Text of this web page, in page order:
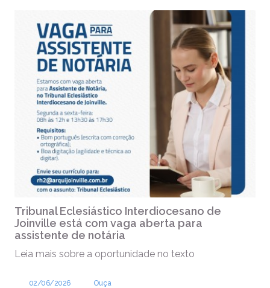
Tribunal Eclesiástico Interdiocesano de
Joinville está com vaga aberta para
assistente de notária
Leia mais sobre a oportunidade no texto
02/06/2026 Ouça